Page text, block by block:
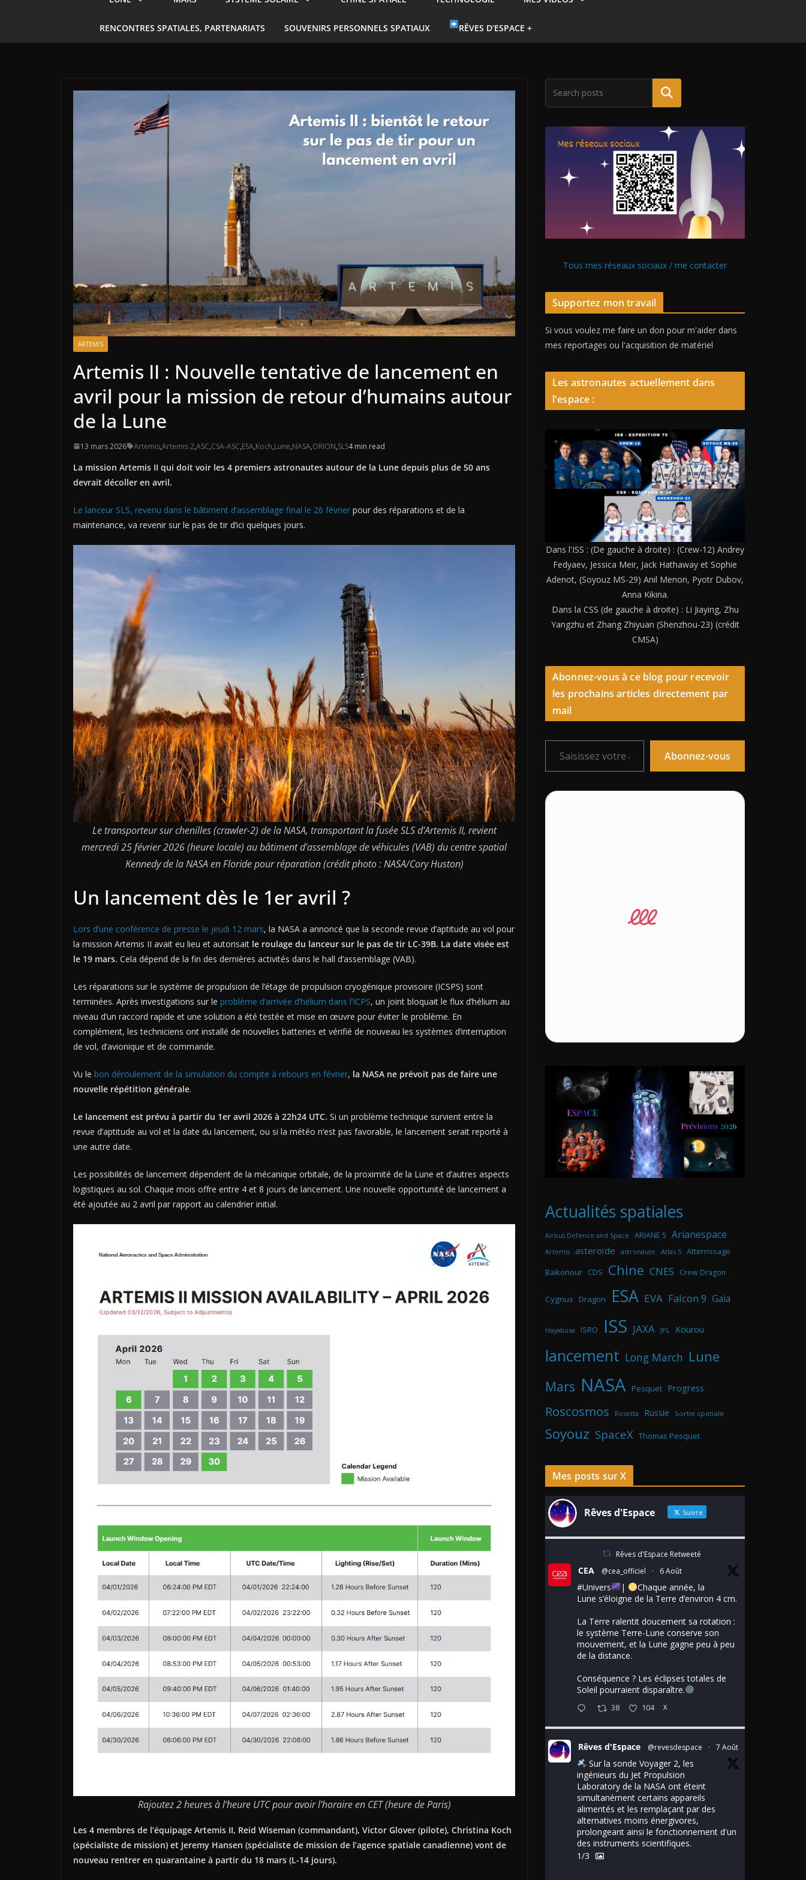
RENCONTRES SPATIALES, PARTENARIATS SOUVENIRS PERSONNELS SPATIAUX RÊVES D’ESPACE +
ARTEMIS
Artemis II : Nouvelle tentative de lancement en
avril pour la mission de retour d’humains autour
de la Lune
13 mars 2026 Artemis,Artemis 2,ASC,CSA-ASC,ESA,Koch,Lune,NASA,ORION,SLS4 min read
La mission Artemis II qui doit voir les 4 premiers astronautes autour de la Lune depuis plus de 50 ans
devrait décoller en avril.
Le lanceur SLS, revenu dans le bâtiment d’assemblage final le 26 février pour des réparations et de la
maintenance, va revenir sur le pas de tir d’ici quelques jours.
Le transporteur sur chenilles (crawler-2) de la NASA, transportant la fusée SLS d’Artemis II, revient
mercredi 25 février 2026 (heure locale) au bâtiment d’assemblage de véhicules (VAB) du centre spatial
Kennedy de la NASA en Floride pour réparation (crédit photo : NASA/Cory Huston)
Un lancement dès le 1er avril ?
Lors d’une conférence de presse le jeudi 12 mars, la NASA a annoncé que la seconde revue d’aptitude au vol pour
la mission Artemis II avait eu lieu et autorisait le roulage du lanceur sur le pas de tir LC-39B. La date visée est
le 19 mars. Cela dépend de la fin des dernières activités dans le hall d’assemblage (VAB).
Les réparations sur le système de propulsion de l’étage de propulsion cryogénique provisoire (ICSPS) sont
terminées. Après investigations sur le problème d’arrivée d’hélium dans l’ICPS, un joint bloquait le flux d’hélium au
niveau d’un raccord rapide et une solution a été testée et mise en œuvre pour éviter le problème. En
complément, les techniciens ont installé de nouvelles batteries et vérifié de nouveau les systèmes d’interruption
de vol, d’avionique et de commande.
Vu le bon déroulement de la simulation du compte à rebours en février, la NASA ne prévoit pas de faire une
nouvelle répétition générale.
Le lancement est prévu à partir du 1er avril 2026 à 22h24 UTC. Si un problème technique survient entre la
revue d’aptitude au vol et la date du lancement, ou si la météo n’est pas favorable, le lancement serait reporté à
une autre date.
Les possibilités de lancement dépendent de la mécanique orbitale, de la proximité de la Lune et d’autres aspects
logistiques au sol. Chaque mois offre entre 4 et 8 jours de lancement. Une nouvelle opportunité de lancement a
été ajoutée au 2 avril par rapport au calendrier initial.
Rajoutez 2 heures à l’heure UTC pour avoir l’horaire en CET (heure de Paris)
Les 4 membres de l’équipage Artemis II, Reid Wiseman (commandant), Victor Glover (pilote), Christina Koch
(spécialiste de mission) et Jeremy Hansen (spécialiste de mission de l’agence spatiale canadienne) vont de
nouveau rentrer en quarantaine à partir du 18 mars (L-14 jours).
Tous mes réseaux sociaux / me contacter
Supportez mon travail
Si vous voulez me faire un don pour m'aider dans
mes reportages ou l'acquisition de matériel
Les astronautes actuellement dans
l'espace :
Dans l'ISS : (De gauche à droite) : (Crew-12) Andrey
Fedyaev, Jessica Meir, Jack Hathaway et Sophie
Adenot, (Soyouz MS-29) Anil Menon, Pyotr Dubov,
Anna Kikina.
Dans la CSS (de gauche à droite) : Li Jiaying, Zhu
Yangzhu et Zhang Zhiyuan (Shenzhou-23) (crédit
CMSA)
Abonnez-vous à ce blog pour recevoir
les prochains articles directement par
mail
Saisissez votre adresse e-mail…
Abonnez-vous
Actualités spatiales
Airbus Defence and Space ARIANE 5 Arianespace
Artemis asteroïde astronaute Atlas 5 Atterrissage
Baikonour CDS Chine CNES Crew Dragon
Cygnus Dragon ESA EVA Falcon 9 Gaia
Hayabusa ISRO ISS JAXA JPL Kourou
lancement Long March Lune
Mars NASA Pesquet Progress
Roscosmos Rosetta Russie Sortie spatiale
Soyouz SpaceX Thomas Pesquet
Mes posts sur X
Rêves d'Espace Suivre
Rêves d'Espace Retweeté
CEA @cea_officiel · 6 Août
#Univers |
Chaque année, la
Lune s’éloigne de la Terre d’environ 4 cm.
La Terre ralentit doucement sa rotation :
le système Terre-Lune conserve son
mouvement, et la Lune gagne peu à peu
de la distance.
Conséquence ? Les éclipses totales de
Soleil pourraient disparaître.
38 104 X
Rêves d'Espace @revesdespace · 7 Août
Sur la sonde Voyager 2, les
ingénieurs du Jet Propulsion
Laboratory de la NASA ont éteint
simultanément certains appareils
alimentés et les remplaçant par des
alternatives moins énergivores,
prolongeant ainsi le fonctionnement d'un
des instruments scientifiques.
1/3